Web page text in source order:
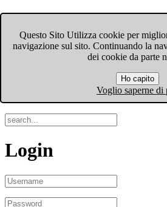
Questo Sito Utilizza cookie per
navigazione sul sito. Continuando la
dei cookie da parte
Ho capito
Voglio saperne di
Menu
Login